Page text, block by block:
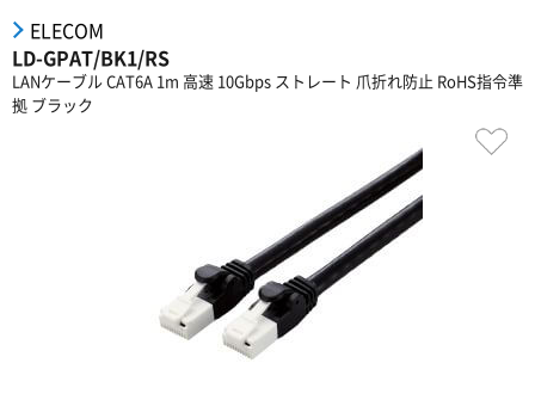
ELECOM
LD-GPAT/BK1/RS
LANケーブル CAT6A 1m 高速 10Gbps ストレート 爪折れ防止 RoHS指令準
拠 ブラック